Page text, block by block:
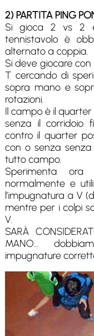
2) PARTITA PING
Si gioca 2 vs 2
tennistavolo è
alternato a coppia.
Si deve giocare
T cercando di
sopra mano e
rotazioni.
Il campo è il
senza il corridoio
contro il quarter
con o senza
tutto campo.
Sperimenta
normalmente e
l’impugnatura a V
mentre per i colpi
V.
SARÀ
MANO…
impugnature